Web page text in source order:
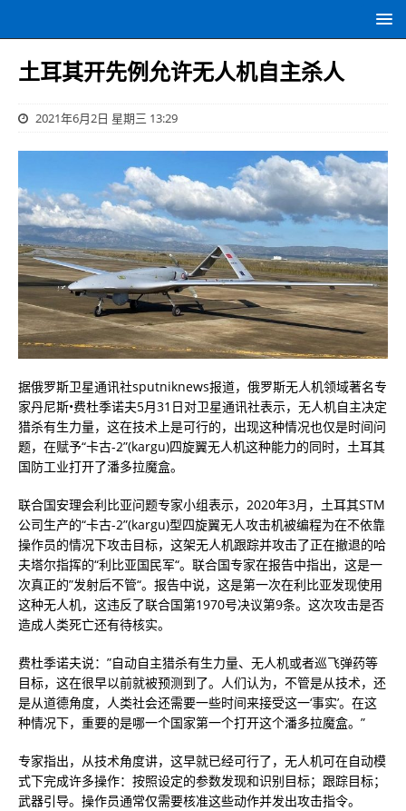
土耳其开先例允许无人机自主杀人
2021年6月2日 星期三 13:29
据俄罗斯卫星通讯社sputniknews报道，俄罗斯无人机领域著名专
家丹尼斯•费杜季诺夫5月31日对卫星通讯社表示，无人机自主决定
猎杀有生力量，这在技术上是可行的，出现这种情况也仅是时间问
题，在赋予“卡古-2”(kargu)四旋翼无人机这种能力的同时，土耳其
国防工业打开了潘多拉魔盒。
联合国安理会利比亚问题专家小组表示，2020年3月，土耳其STM
公司生产的“卡古-2”(kargu)型四旋翼无人攻击机被编程为在不依靠
操作员的情况下攻击目标，这架无人机跟踪并攻击了正在撤退的哈
夫塔尔指挥的“利比亚国民军“。联合国专家在报告中指出，这是一
次真正的”发射后不管“。报告中说，这是第一次在利比亚发现使用
这种无人机，这违反了联合国第1970号决议第9条。这次攻击是否
造成人类死亡还有待核实。
费杜季诺夫说：”自动自主猎杀有生力量、无人机或者巡飞弹药等
目标，这在很早以前就被预测到了。人们认为，不管是从技术，还
是从道德角度，人类社会还需要一些时间来接受这一‘事实’。在这
种情况下，重要的是哪一个国家第一个打开这个潘多拉魔盒。”
专家指出，从技术角度讲，这早就已经可行了，无人机可在自动模
式下完成许多操作：按照设定的参数发现和识别目标；跟踪目标；
武器引导。操作员通常仅需要核准这些动作并发出攻击指令。